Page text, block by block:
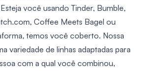
você usando Tinder, Bumble,
Coffee Meets Bagel ou
temos você coberto. Nossa
variedade de linhas adaptadas para
com a qual você combinou,